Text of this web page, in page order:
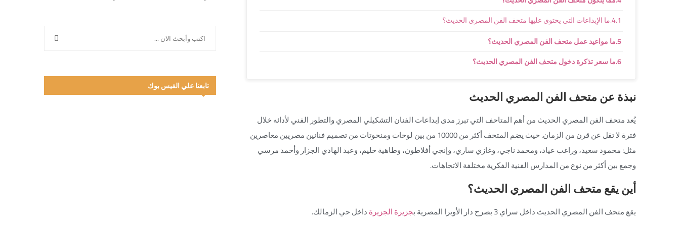
ما الإبداعات التي يحتوي عليها متحف الفن المصري الحديث؟
ما مواعيد عمل متحف الفن المصري الحديث؟
ما سعر تذكرة دخول متحف الفن المصري الحديث؟
نبذة عن متحف الفن المصري الحديث
يُعد متحف الفن المصري الحديث من أهم المتاحف التي تبرز مدى إبداعات الفنان التشكيلي المصري والتطور الفني لأدائه خلال
فترة لا تقل عن قرن من الزمان. حيث يضم المتحف أكثر من 10000 من بين لوحات ومنحوتات من تصميم فنانين مصريين معاصرين
مثل: محمود سعيد، وراغب عياد، ومحمد ناجي، وغازي ساري، وإنجي أفلاطون، وطاهية حليم، وعبد الهادي الجزار وأحمد مرسي
وجمع بين أكثر من نوع من المدارس الفنية الفكرية مختلفة الاتجاهات.
أين يقع متحف الفن المصري الحديث؟
يقع متحف الفن المصري الحديث داخل سراي 3 بصرح دار الأوبرا المصرية ب جزيرة الجزيرةداخل حي الزمالك.
تابعنا علي الفيس بوك